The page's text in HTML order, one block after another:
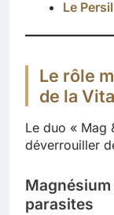
Le
Le rôle
de la
Le duo « Mag
déverrouiller
parasites